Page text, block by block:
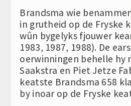
Brandsma wie
in grutheid op de Fryske
wûn bygelyks fjouwer
1983, 1987, 1988). De
oerwinningen behelle hy
Saakstra en Piet Jetze
keatste Brandsma 658
by inoar op de Fryske